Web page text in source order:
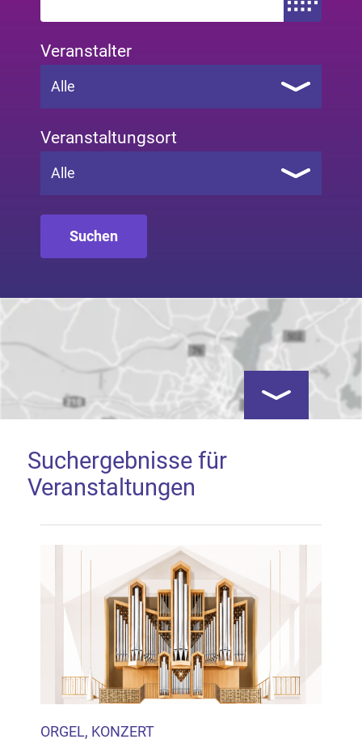
Zeitraum bis
Veranstalter
Alle
Veranstaltungsort
Alle
Google Map laden
Mit dem Laden der Karte akzeptieren Sie, dass die
Anwendung Google Maps beim Aktivieren von
Inhalten Cookies auf Ihrem Gerät setzt, z.B. zwecks
Reichweitenmessung und profilbasierter Werbung.
zur Datenschutzerklärung
Hier können Sie Ihre Cookie-
Einstellungen anpassen
Kartenansicht
Suchergebnisse für
Veranstaltungen
ORGEL, KONZERT